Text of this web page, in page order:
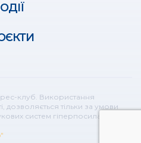
клуб. Використання
дозволяється тільки за умови
систем гіперпосилання